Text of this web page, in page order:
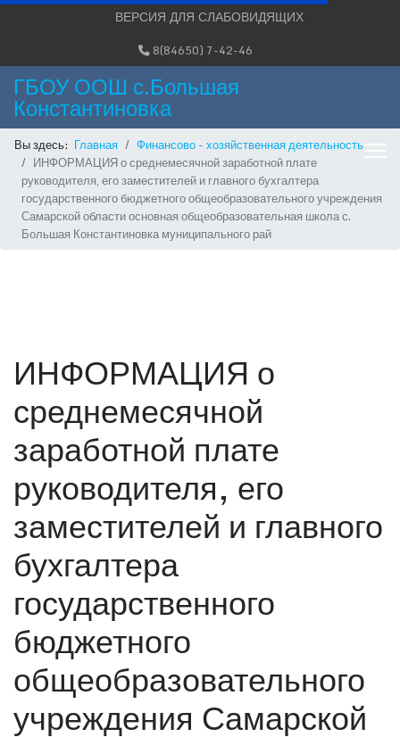
ВЕРСИЯ ДЛЯ СЛАБОВИДЯЩИХ
8(84650) 7-42-46
ГБОУ ООШ с.Большая
Константиновка
Вы здесь: Главная
Финансово - хозяйственная деятельность
ИНФОРМАЦИЯ о среднемесячной заработной плате
руководителя, его заместителей и главного бухгалтера
государственного бюджетного общеобразовательного учреждения
Самарской области основная общеобразовательная школа с.
Большая Константиновка муниципального рай
ИНФОРМАЦИЯ о
среднемесячной
заработной плате
руководителя, его
заместителей и главного
бухгалтера
государственного
бюджетного
общеобразовательного
учреждения Самарской